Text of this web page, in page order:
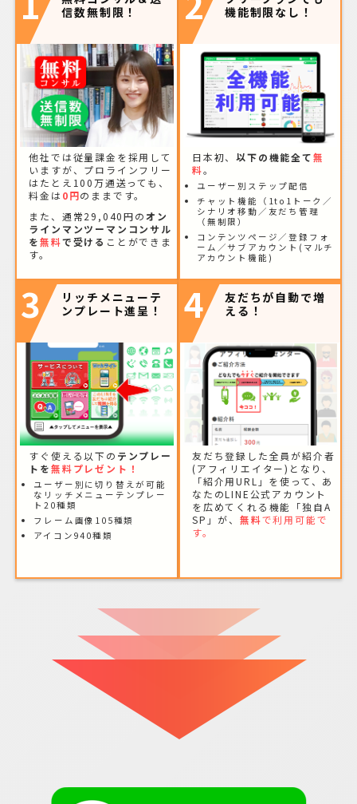
信数無制限！
他社では従量課金を採用して
いますが、プロラインフリー
はたとえ100万通送っても、
料金は 0円のままです。
また、通常29,040円のオン
ラインマンツーマンコンサル
を無料で受ける ことができま
す。
機能制限なし！
日本初、以下の機能全て無
料。
ユーザー別ステップ配信
チャット機能（1to1トーク／
シナリオ移動／友だち管理
（無制限）
コンテンツページ／登録フォ
ーム／サブアカウント(マルチ
アカウント機能)
3
リッチメニューテ
ンプレート進呈！
すぐ使える以下の テンプレー
トを無料プレゼント！
ユーザー別に切り替えが可能
なリッチメニューテンプレー
ト20種類
フレーム画像105種類
アイコン940種類
4
友だちが自動で増
える！
友だち登録した全員が紹介者
(アフィリエイター)となり、
「紹介用URL」を使って、あ
なたのLINE公式アカウント
を広めてくれる機能「独自A
SP」が、 無料で利用可能で
す。